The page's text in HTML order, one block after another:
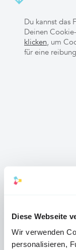
Diese Webseite
Wir verwenden
personalisieren,
Du kannst das
Deinen
klicken, um
für eine